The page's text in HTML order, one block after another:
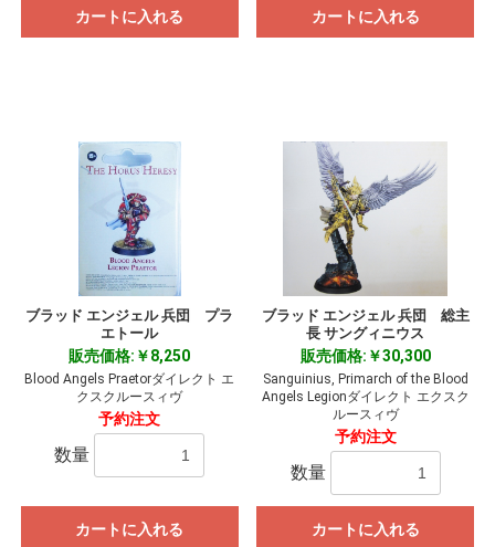
カートに入れる カートに入れる
ブラッド エンジェル 兵団 プラ
エトール
販売価格:￥8,250
Blood Angels Praetorダイレクト エ
クスクルースィヴ
予約注文
数量
カートに入れる
ブラッド エンジェル 兵団 総主
長 サングィニウス
販売価格:￥30,300
Sanguinius, Primarch of the Blood
Angels Legionダイレクト エクスク
ルースィヴ
予約注文
数量
カートに入れる